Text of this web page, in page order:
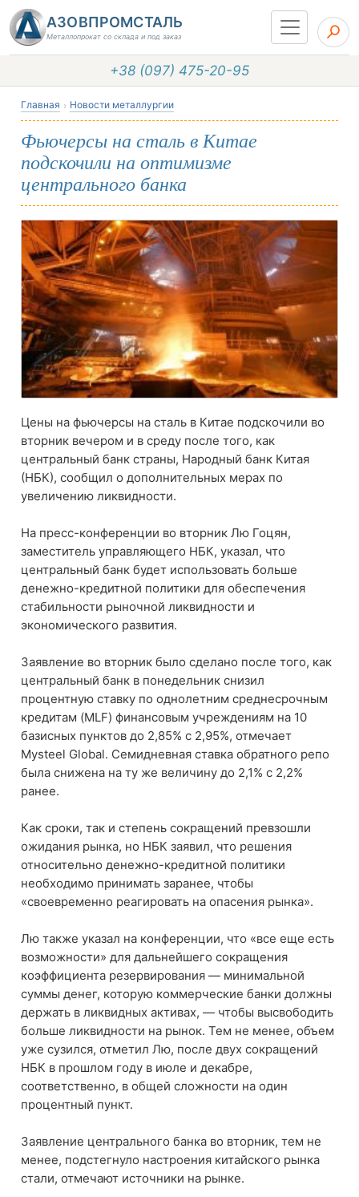
АЗОВПРОМСТАЛЬ
Металлопрокат со склада и под заказ
+38 (097) 475-20-95
Главная Новости металлургии
Фьючерсы на сталь в Китае
подскочили на оптимизме
центрального банка
Цены на фьючерсы на сталь в Китае подскочили во
вторник вечером и в среду после того, как
центральный банк страны, Народный банк Китая
(НБК), сообщил о дополнительных мерах по
увеличению ликвидности.
На пресс-конференции во вторник Лю Гоцян,
заместитель управляющего НБК, указал, что
центральный банк будет использовать больше
денежно-кредитной политики для обеспечения
стабильности рыночной ликвидности и
экономического развития.
Заявление во вторник было сделано после того, как
центральный банк в понедельник снизил
процентную ставку по однолетним среднесрочным
кредитам (MLF) финансовым учреждениям на 10
базисных пунктов до 2,85% с 2,95%, отмечает
Mysteel Global. Семидневная ставка обратного репо
была снижена на ту же величину до 2,1% с 2,2%
ранее.
Как сроки, так и степень сокращений превзошли
ожидания рынка, но НБК заявил, что решения
относительно денежно-кредитной политики
необходимо принимать заранее, чтобы
«своевременно реагировать на опасения рынка».
Лю также указал на конференции, что «все еще есть
возможности» для дальнейшего сокращения
коэффициента резервирования — минимальной
суммы денег, которую коммерческие банки должны
держать в ликвидных активах, — чтобы высвободить
больше ликвидности на рынок. Тем не менее, объем
уже сузился, отметил Лю, после двух сокращений
НБК в прошлом году в июле и декабре,
соответственно, в общей сложности на один
процентный пункт.
Заявление центрального банка во вторник, тем не
менее, подстегнуло настроения китайского рынка
стали, отмечают источники на рынке.